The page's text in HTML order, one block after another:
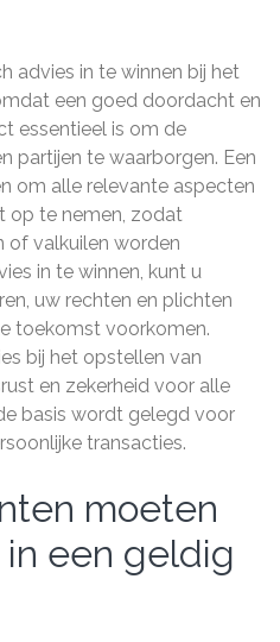
advies in te winnen bij het
een goed doordacht en
essentieel is om de
partijen te waarborgen. Een
om alle relevante aspecten
op te nemen, zodat
of valkuilen worden
in te winnen, kunt u
uw rechten en plichten
toekomst voorkomen.
bij het opstellen van
en zekerheid voor alle
basis wordt gelegd voor
transacties.
moeten
een geldig